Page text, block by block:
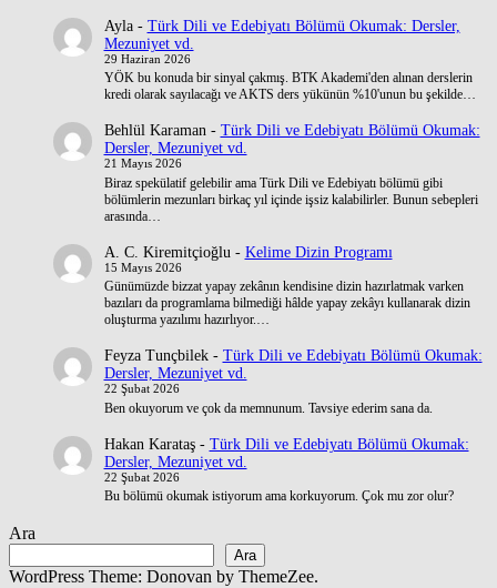
Ayla- Türk Dili ve Edebiyatı Bölümü Okumak: Dersler,
Mezuniyet vd.
29 Haziran 2026
YÖK bu konuda bir sinyal çakmış. BTK Akademi'den alınan derslerin
kredi olarak sayılacağı ve AKTS ders yükünün %10'unun bu şekilde…
Behlül Karaman- Türk Dili ve Edebiyatı Bölümü Okumak:
Dersler, Mezuniyet vd.
21 Mayıs 2026
Biraz spekülatif gelebilir ama Türk Dili ve Edebiyatı bölümü gibi
bölümlerin mezunları birkaç yıl içinde işsiz kalabilirler. Bunun sebepleri
arasında…
A. C. Kiremitçioğlu - Kelime Dizin Programı
15 Mayıs 2026
Günümüzde bizzat yapay zekânın kendisine dizin hazırlatmak varken
bazıları da programlama bilmediği hâlde yapay zekâyı kullanarak dizin
oluşturma yazılımı hazırlıyor.…
Feyza Tunçbilek- Türk Dili ve Edebiyatı Bölümü Okumak:
Dersler, Mezuniyet vd.
22 Şubat 2026
Ben okuyorum ve çok da memnunum. Tavsiye ederim sana da.
Hakan Karataş- Türk Dili ve Edebiyatı Bölümü Okumak:
Dersler, Mezuniyet vd.
22 Şubat 2026
Bu bölümü okumak istiyorum ama korkuyorum. Çok mu zor olur?
Ara
Ara
WordPress Theme: Donovan by ThemeZee.